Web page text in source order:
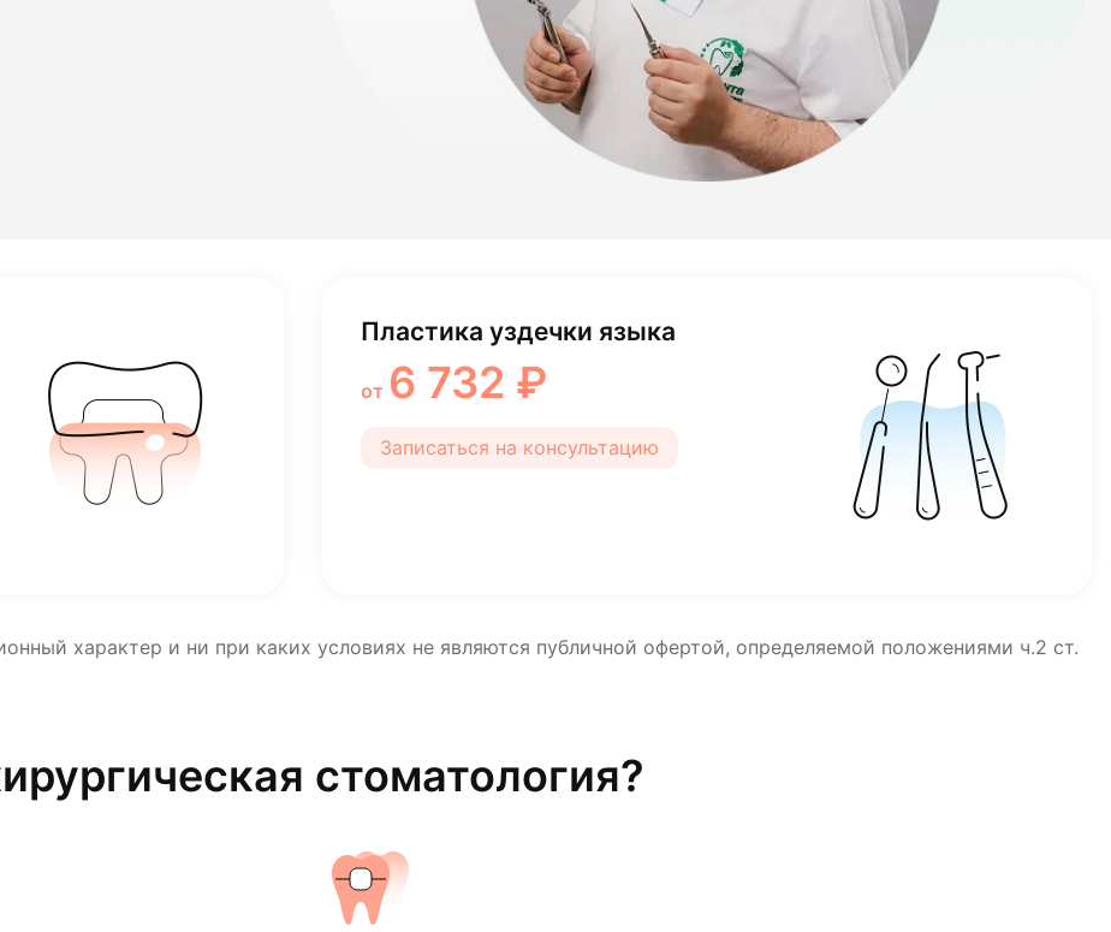
Удаление коренного зуба
от 3 770 ₽
Записаться на консультацию
характер и ни при каких условиях не являются публичной офертой, определяемой положениями ч.2 ст.
стоматология?